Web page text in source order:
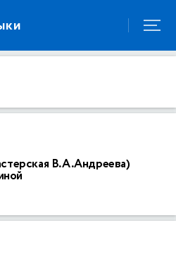
В.А.Андреева)